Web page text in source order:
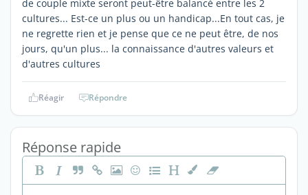
de couple mixte seront peut-être balancé entre les 2
cultures... Est-ce un plus ou un handicap...En tout cas, je
ne regrette rien et je pense que ce ne peut être, de nos
jours, qu'un plus... la connaissance d'autres valeurs et
d'autres cultures
Réagir Répondre
Réponse rapide